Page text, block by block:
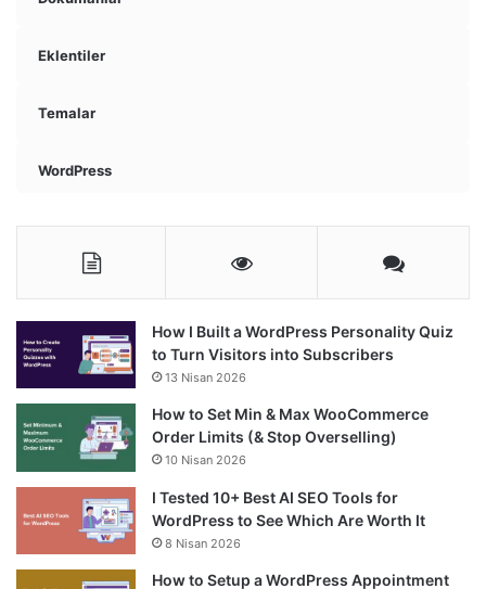
Eklentiler
Temalar
WordPress
How I Built a WordPress Personality Quiz
to Turn Visitors into Subscribers
13 Nisan 2026
How to Set Min & Max WooCommerce
Order Limits (& Stop Overselling)
10 Nisan 2026
I Tested 10+ Best AI SEO Tools for
WordPress to See Which Are Worth It
8 Nisan 2026
How to Setup a WordPress Appointment